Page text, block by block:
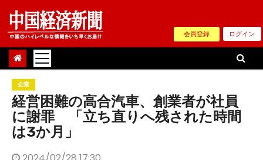
Skip
content
会員登録 ログイン
企業
経営困難の高合汽車、創業者が社員
に謝罪 「立ち直りへ残された時間
は3か月」